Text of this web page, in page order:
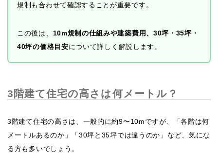
規制も合わせて確認することが重要です。
この後は、 10m規制の仕組みや建築費用、30坪・35坪・
40坪の価格目安について詳しく解説します。
3階建て住宅の高さは何メートル？
3階建て住宅の高さは、一般的に約9〜10mですが、「各階は何
メートルあるのか」「30坪と35坪では違うのか」など、気にな
る方も多いでしょう。